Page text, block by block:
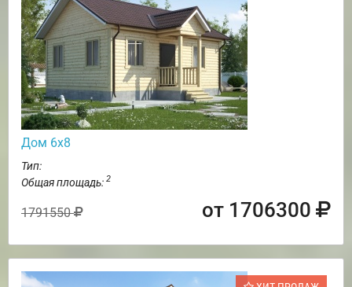
Дом 6х8
Тип:
Общая площадь: 2
1791550 от 1706300